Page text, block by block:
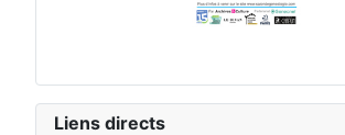
Liens directs